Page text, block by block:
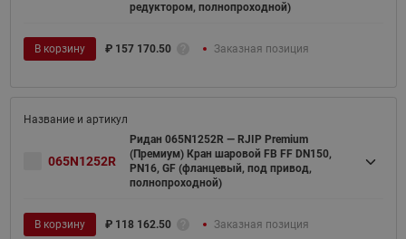
редуктором, полнопроходной)
В корзину ₽ 157 170.50 Заказная позиция
065N1252R
Ридан 065N1252R — RJIP Premium
(Премиум) Кран шаровой FB FF DN150,
PN16, GF (фланцевый, под привод,
полнопроходной)
В корзину ₽ 118 162.50 Заказная позиция